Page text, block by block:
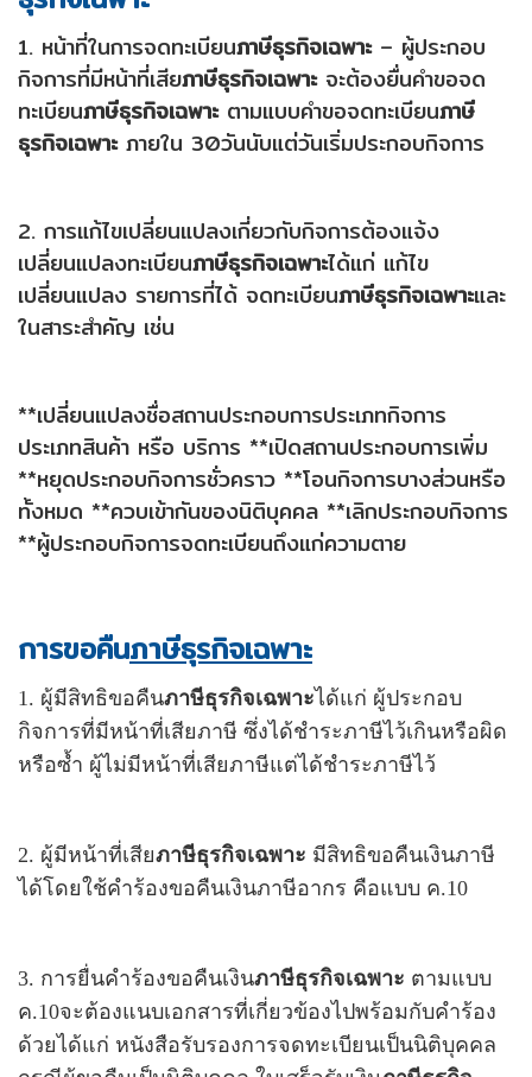
1. หน้าที่ในการจดทะเบียนภาษีธุรกิจเฉพาะ– ผู้ประกอบ
กิจการที่มีหน้าที่เสียภาษีธุรกิจเฉพาะจะต้องยื่นคำขอจด
ทะเบียนภาษีธุรกิจเฉพาะตามแบบคำขอจดทะเบียนภาษี
ธุรกิจเฉพาะภายใน 30วันนับแต่วันเริ่มประกอบกิจการ
2. การแก้ไขเปลี่ยนแปลงเกี่ยวกับกิจการต้องแจ้ง
เปลี่ยนแปลงทะเบียนภาษีธุรกิจเฉพาะได้แก่ แก้ไข
เปลี่ยนแปลง รายการที่ได้ จดทะเบียนภาษีธุรกิจเฉพาะและ
ในสาระสำคัญ เช่น
**เปลี่ยนแปลงชื่อสถานประกอบการประเภทกิจการ
ประเภทสินค้า หรือ บริการ **เปิดสถานประกอบการเพิ่ม
**หยุดประกอบกิจการชั่วคราว **โอนกิจการบางส่วนหรือ
ทั้งหมด **ควบเข้ากันของนิติบุคคล **เลิกประกอบกิจการ
**ผู้ประกอบกิจการจดทะเบียนถึงแก่ความตาย
การขอคืนภาษีธุรกิจเฉพาะ
1. ผู้มีสิทธิขอคืนภาษีธุรกิจเฉพาะได้แก่ ผู้ประกอบ
กิจการที่มีหน้าที่เสียภาษี ซึ่งได้ชำระภาษีไว้เกินหรือผิด
หรือซ้ำ ผู้ไม่มีหน้าที่เสียภาษีแต่ได้ชำระภาษีไว้
2. ผู้มีหน้าที่เสียภาษีธุรกิจเฉพาะ มีสิทธิขอคืนเงินภาษี
ได้โดยใช้คำร้องขอคืนเงินภาษีอากร คือแบบ ค.10
3. การยื่นคำร้องขอคืนเงินภาษีธุรกิจเฉพาะ ตามแบบ
ค.10จะต้องแนบเอกสารที่เกี่ยวข้องไปพร้อมกับคำร้อง
ด้วยได้แก่ หนังสือรับรองการจดทะเบียนเป็นนิติบุคคล